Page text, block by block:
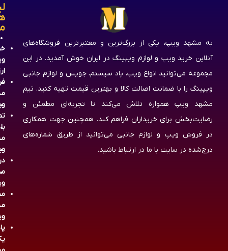
به مشهد ویپ، یکی از بزرگ‌ترین و معتبرترین فروشگاه‌های
آنلاین خرید ویپ و لوازم ویپینگ در ایران خوش آمدید. در این
مجموعه می‌توانید انواع ویپ، پاد سیستم، جویس و لوازم جانبی
ویپینگ را با ضمانت اصالت کالا و بهترین قیمت تهیه کنید. تیم
مشهد ویپ همواره تلاش می‌کند تا تجربه‌ای مطمئن و
رضایت‌بخش برای خریداران فراهم کند. همچنین جهت همکاری
در فروش ویپ و لوازم جانبی می‌توانید از طریق شماره‌های
درج‌شده در سایت با ما در ارتباط باشید.
با